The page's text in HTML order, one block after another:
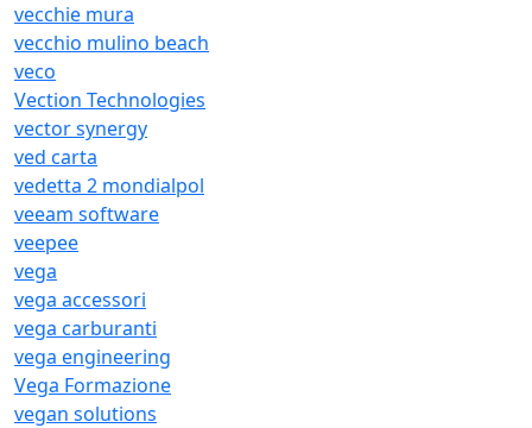
vecchie mura
vecchio mulino beach
veco
Vection Technologies
vector synergy
ved carta
vedetta 2 mondialpol
veeam software
veepee
vega
vega accessori
vega carburanti
vega engineering
Vega Formazione
vegan solutions